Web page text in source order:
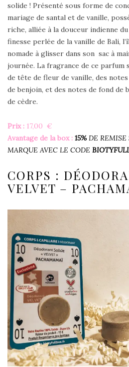
solide ! Présenté sous forme de
mariage de santal et de vanille,
riche, alliée à la douceur indienne
finesse perlée de la vanille de Bali,
nomade à glisser dans son sac à
journée. La fragrance de ce parfum
de tête de fleur de vanille, des
de benjoin, et des notes de fond de
de cèdre.
Prix : 17,00 €
Avantage de la box : 15%DE REMISE
MARQUE AVEC LE CODE
CORPS :
VELVET –